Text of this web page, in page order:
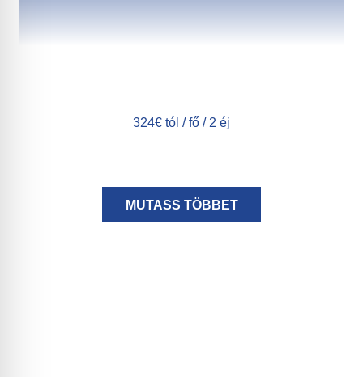
324€ tól / fő / 2 éj
MUTASS TÖBBET